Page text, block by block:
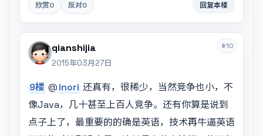
欣赏0 反对0 回复本楼
#10
qianshijia
2015年03月27日
9楼@inori还真有，很稀少，当然竞争也小，不
像Java，几十甚至上百人竞争。还有你算是说到
点子上了，最重要的的确是英语，技术再牛逼英语